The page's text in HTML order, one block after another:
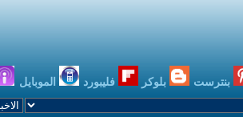
بنترست بلوكر فليبورد الموبايل